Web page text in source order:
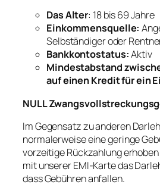
Das Alter: 18 bis 69 Jahre
Einkommensquelle:
Selbständiger oder
Bankkontostatus:Aktiv
Mindestabstand
auf einen Kredit für ein
NULL
Im Gegensatz zu anderen
normalerweise eine geringe
vorzeitige Rückzahlung
mit unserer EMI-Karte das
dass Gebühren anfallen.